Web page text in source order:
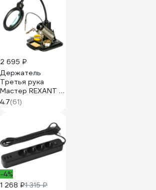
2 695 ₽
Держатель
Третья рука
Мастер REXANT с
лупой х3,
подставка под
подсветка, стенд
для припоя 12-
0258
4.7(61)
-4%
1 268 ₽1 315 ₽